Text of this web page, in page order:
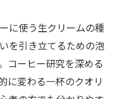
に使う生クリームの種
を引き立てるための泡
コーヒー研究を深める
に変わる一杯のクオリ